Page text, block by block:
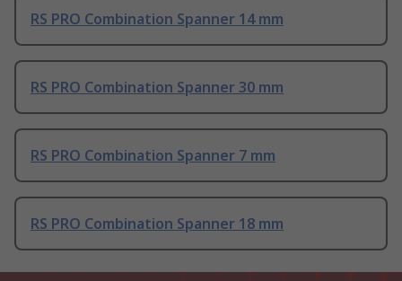
RS PRO Combination Spanner 14 mm
RS PRO Combination Spanner 30 mm
RS PRO Combination Spanner 7 mm
RS PRO Combination Spanner 18 mm